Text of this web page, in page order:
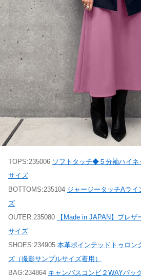
TOPS:235006 ソフトタッチ◆５分袖ハイ
サイズ
BOTTOMS:235104 ジャージータッチAライ
ズ
OUTER:235080
【Made in JAPAN】ブレ
サイズ
SHOES:234905 本革ポインテッドトゥロン
ズ（撮影サンプルサイズ着用）
BAG:234864 キャンバスコンビ２WAYバッ